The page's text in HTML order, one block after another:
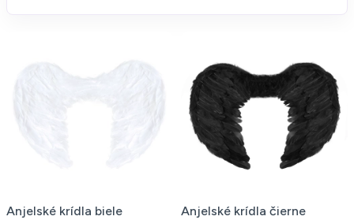
Anjelské krídla biele
Anjelské krídla čierne